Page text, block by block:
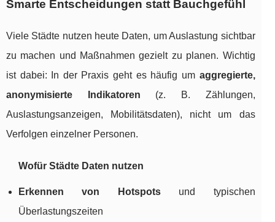
Smarte Entscheidungen statt Bauchgefühl
Viele Städte nutzen heute Daten, um Auslastung sichtbar
zu machen und Maßnahmen gezielt zu planen. Wichtig
ist dabei: In der Praxis geht es häufig um aggregierte,
anonymisierte Indikatoren (z. B. Zählungen,
Auslastungsanzeigen, Mobilitätsdaten), nicht um das
Verfolgen einzelner Personen.
Wofür Städte Daten nutzen
Erkennen von Hotspotsund typischen
Überlastungszeiten